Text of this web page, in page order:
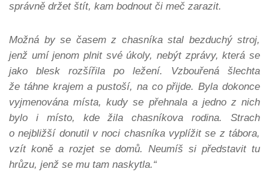
správně držet štít, kam bodnout či meč zarazit.
Možná by se časem z chasníka stal bezduchý stroj,
jenž umí jenom plnit své úkoly, nebýt zprávy, která se
jako blesk rozšířila po ležení. Vzbouřená šlechta
že táhne krajem a pustoší, na co přijde. Byla dokonce
vyjmenována místa, kudy se přehnala a jedno z nich
bylo i místo, kde žila chasníkova rodina. Strach
o nejbližší donutil v noci chasníka vyplížit se z tábora,
vzít koně a rozjet se domů. Neumíš si představit tu
hrůzu, jenž se mu tam naskytla.“